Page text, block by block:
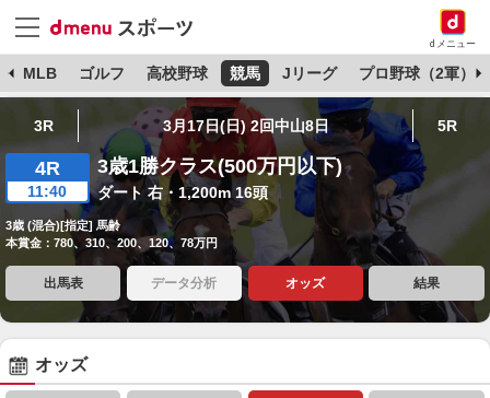
dメニュー
MLB ゴルフ 高校野球 競馬 Jリーグ プロ野球（2軍）
3R 3月17日(日) 2回中山8日 5R
4R
11:40
3歳1勝クラス(500万円以下)
ダート 右・1,200m 16頭
3歳 (混合)[指定] 馬齢
本賞金：780、310、200、120、78万円
出馬表 データ分析 オッズ 結果
オッズ